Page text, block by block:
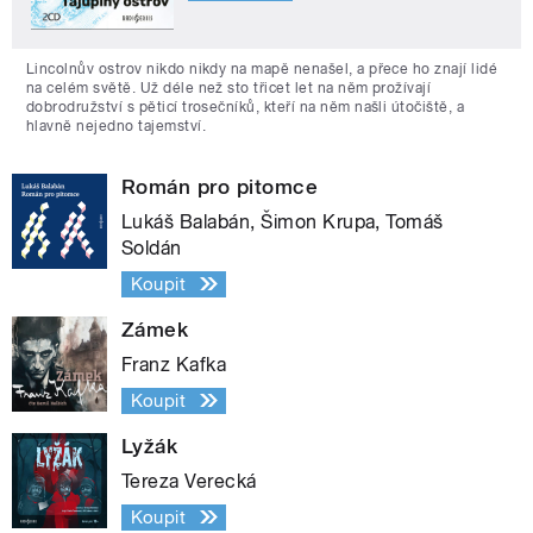
Lincolnův ostrov nikdo nikdy na mapě nenašel, a přece ho znají lidé
na celém světě. Už déle než sto třicet let na něm prožívají
dobrodružství s pěticí trosečníků, kteří na něm našli útočiště, a
hlavně nejedno tajemství.
Román pro pitomce
Lukáš Balabán, Šimon Krupa, Tomáš
Soldán
Koupit
Zámek
Franz Kafka
Koupit
Lyžák
Tereza Verecká
Koupit